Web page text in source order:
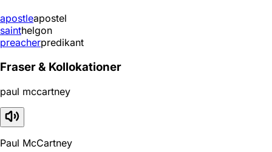
apostleapostel
sainthelgon
preacherpredikant
Fraser & Kollokationer
paul mccartney
Paul McCartney